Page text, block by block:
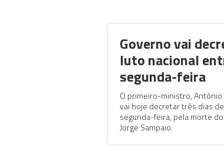
Governo vai
luto nacional
segunda-feira
O primeiro-ministro, António
vai hoje decretar três dias
segunda-feira, pela morte
Jorge Sampaio.